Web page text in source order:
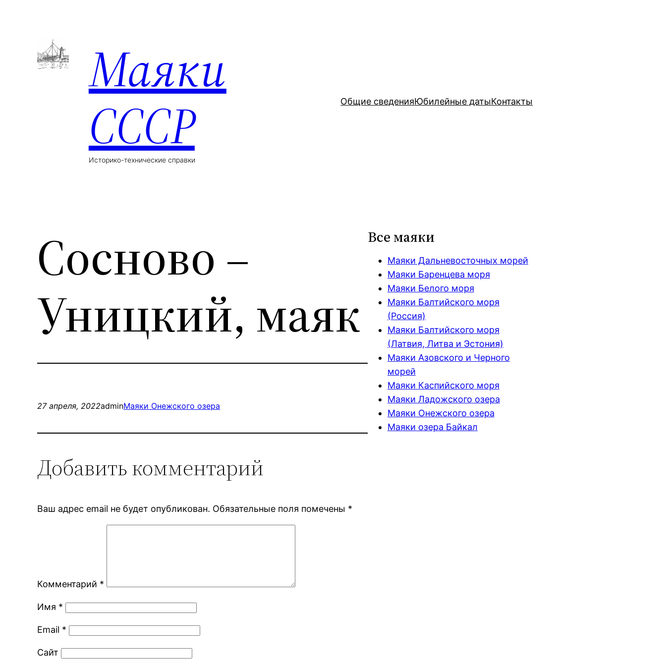
Маяки
СССР
Историко-технические справки
Общие сведенияЮбилейные датыКонтакты
Сосново –
Уницкий, маяк
27 апреля, 2022adminМаяки Онежского озера
Добавить комментарий
Ваш адрес email не будет опубликован. Обязательные поля помечены *
Комментарий *
Имя *
Email *
Сайт
Все маяки
Маяки Дальневосточных морей
Маяки Баренцева моря
Маяки Белого моря
Маяки Балтийского моря
(Россия)
Маяки Балтийского моря
(Латвия, Литва и Эстония)
Маяки Азовского и Черного
морей
Маяки Каспийского моря
Маяки Ладожского озера
Маяки Онежского озера
Маяки озера Байкал